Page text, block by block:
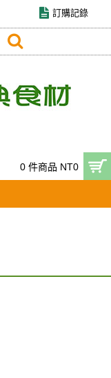
訂購記錄
0 件商品 NT0